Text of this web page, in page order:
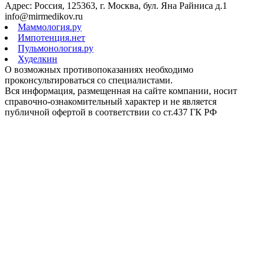
Адрес: Россия, 125363, г. Москва, бул. Яна Райниса д.1
info@mirmedikov.ru
Маммология.ру
Импотенция.нет
Пульмонология.ру
Худелкин
О возможных противопоказаниях необходимо
проконсультироваться со специалистами.
Вся информация, размещенная на сайте компании, носит
справочно-ознакомительный характер и не является
публичной офертой в соответствии со ст.437 ГК РФ